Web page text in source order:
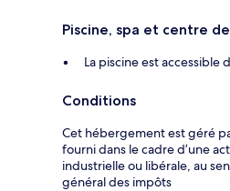
Piscine, spa et centre
La piscine est accessible
Conditions
Cet hébergement est géré
fourni dans le cadre d’une
industrielle ou libérale, au
général des impôts